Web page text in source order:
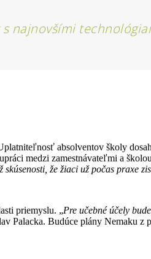
najnovšími
absolventov školy
medzi zamestnávateľmi a
že žiaci už počas praxe
priemyslu. „Pre učebné účely
Palacka. Budúce plány Nemaku